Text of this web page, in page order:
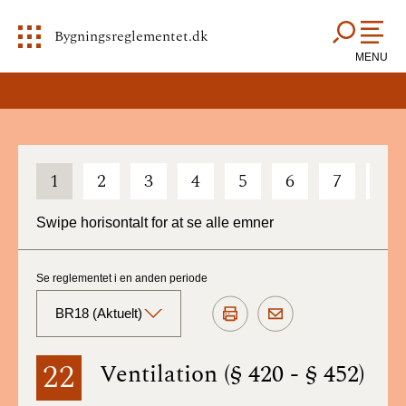
Bygningsreglementet.dk
MENU
1 2 3 4 5 6 7
Swipe horisontalt for at se alle emner
22 Ventilation (§ 420 - § 452)
Se reglementet i en anden periode
BR18 (Aktuelt)
BR18 (Aktuelt)